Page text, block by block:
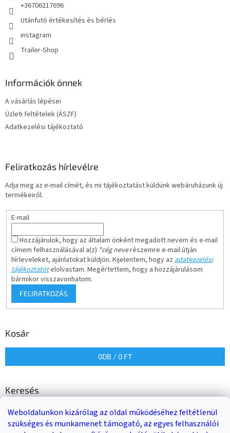
Weboldalunkon kizárólag az oldal működéséhez feltétlenül
szükséges és munkamenet támogató, az egyes felhasználói
+36706217696
Utánfutó értékesítés és bérlés
instagram
Trailer-Shop
Információk önnek
A vásárlás lépései
Üzleti feltételek (ÁSZF)
Adatkezelési tájékoztató
Feliratkozás hírlevélre
Adja meg az e-mail címét, és mi tájékoztatást küldünk webáruházunk új
termékeiről.
E-mail
Hozzájárulok, hogy az általam önként megadott nevem és e-mail
címem felhasználásával a(z) *cég neverészemre e-mail útján
hírleveleket, ajánlatokat küldjön. Kijelentem, hogy azadatkezelési
tájékoztatótelolvastam. Megértettem, hogy a hozzájárulásom
bármikor visszavonhatom.
FELIRATKOZÁS
Kosár
0DB / 0 FT
Keresés
KERESÉS